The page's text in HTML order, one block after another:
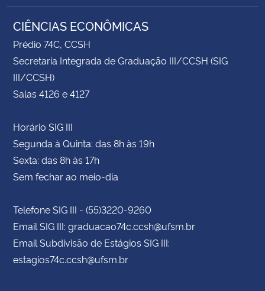
CIÊNCIAS ECONÔMICAS
Prédio 74C, CCSH
Secretaria Integrada de Graduação III/CCSH (SIG
III/CCSH)
Salas 4126 e 4127
Horário SIG III
Segunda à Quinta: das 8h às 19h
Sexta: das 8h às 17h
Sem fechar ao meio-dia
Telefone SIG III - (55)3220-9260
Email SIG III: graduacao74c.ccsh@ufsm.br
Email Subdivisão de Estágios SIG III:
estagios74c.ccsh@ufsm.br